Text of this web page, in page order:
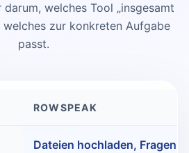
welches Tool „insgesamt
welches zur konkreten Aufgabe
passt.
ROWSPEAK
Dateien hochladen, Fragen